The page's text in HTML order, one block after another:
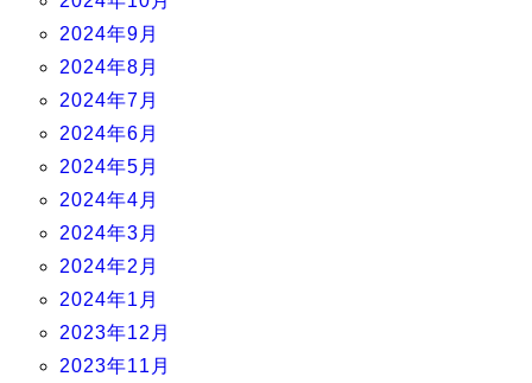
2024年9月
2024年8月
2024年7月
2024年6月
2024年5月
2024年4月
2024年3月
2024年2月
2024年1月
2023年12月
2023年11月